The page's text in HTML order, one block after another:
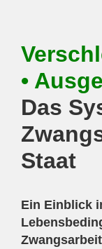
•
Das
Staat
Ein Einblick